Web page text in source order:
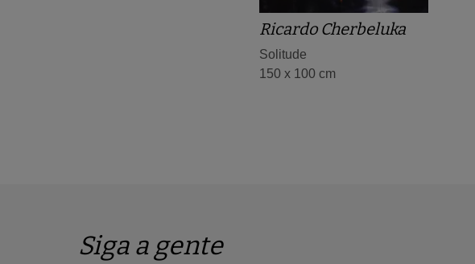
Ricardo Cherbeluka
Solitude
150 x 100 cm
Siga a gente